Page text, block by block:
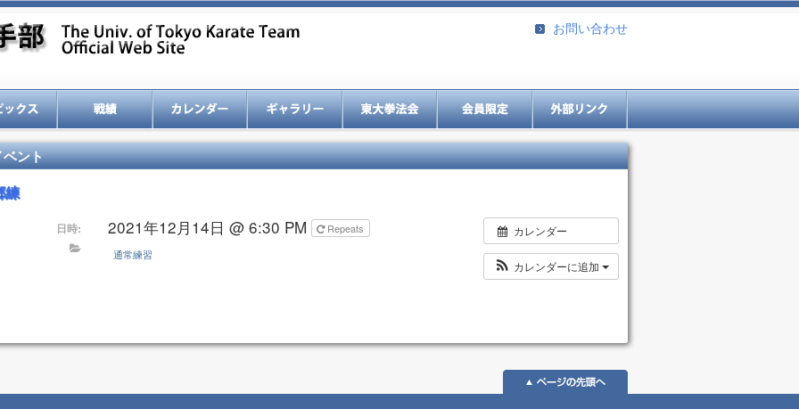
お問い合わせ
ベント
練
カレンダー
カレンダーに追加
日時: 2021年12月14日 @ 6:30 PM
Repeats
通常練習